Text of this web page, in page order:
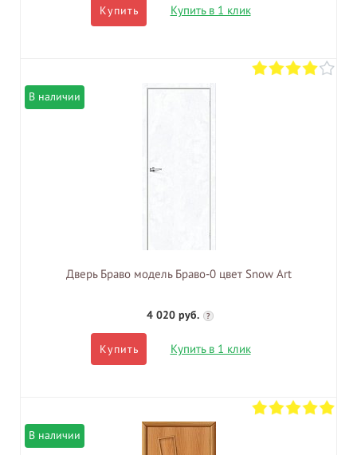
Купить Купить в 1 клик
В наличии
Дверь Браво модель Браво-0 цвет Snow Art
4 020 руб. ?
Купить Купить в 1 клик
В наличии